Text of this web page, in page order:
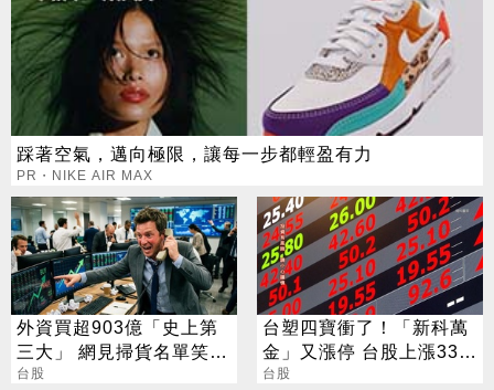
踩著空氣，邁向極限，讓每一步都輕盈有力
PR・NIKE AIR MAX
外資買超903億「史上第
三大」 網見掃貨名單笑：
不懂在幹嘛
台股
台塑四寶衝了！「新科萬
金」又漲停 台股上漲330
點
台股